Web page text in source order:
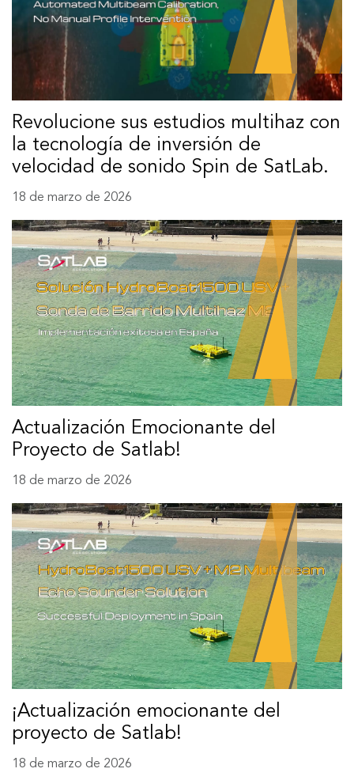
Revolucione sus estudios multihaz con
la tecnología de inversión de
velocidad de sonido Spin de SatLab.
18 de marzo de 2026
Actualización Emocionante del
Proyecto de Satlab!
18 de marzo de 2026
¡Actualización emocionante del
proyecto de Satlab!
18 de marzo de 2026